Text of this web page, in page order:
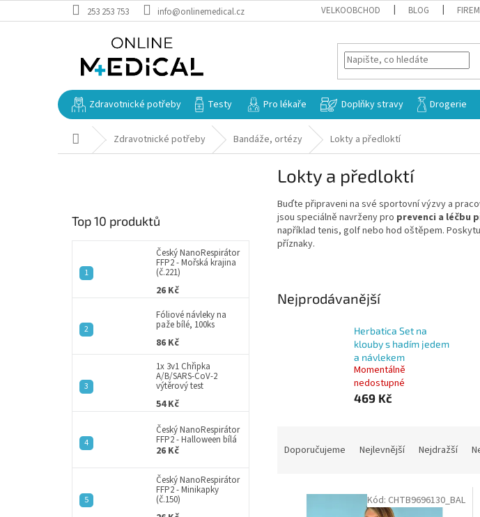
na
253 253 753 info@onlinemedical.cz VELKOOBCHOD BLOG
Zdravotnické potřeby Testy Pro lékaře Doplňky stravy Drogerie
Domů Zdravotnické potřeby Bandáže, ortézy Lokty a předloktí
Top 10 produktů
Český NanoRespirátor
FFP2 - Mořská krajina
(č.221)
26 Kč
Fóliové návleky na
paže bílé, 100ks
86 Kč
1x 3v1 Chřipka
A/B/SARS-CoV-2
výtěrový test
54 Kč
Český NanoRespirátor
FFP2 - Halloween bílá
26 Kč
Český NanoRespirátor
FFP2 - Minikapky
(č.150)
Lokty a předloktí
Buďte připraveni na své sportovní výzvy a
jsou speciálně navrženy pro prevenci a léčbu
například tenis, golf nebo hod oštěpem.
příznaky.
Nejprodávanější
Herbatica Set na
klouby s hadím jedem
a návlekem
Momentálně
nedostupné
469 Kč
Doporučujeme Nejlevnější Nejdražší
Kód: CHTB9696130_BAL